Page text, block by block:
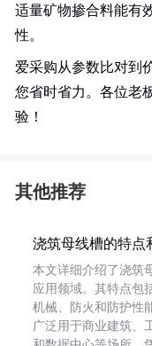
适量矿物掺合料能有
性。
爱采购从参数比对到
您省时省力。各位老
验！
其他推荐
浇筑母线槽的特点
本文详细介绍了浇筑
应用领域。其特点包
机械、防火和防护性
广泛用于商业建筑、